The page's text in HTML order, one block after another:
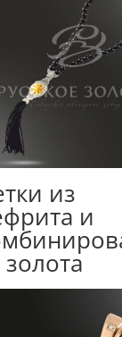
из
и
золота